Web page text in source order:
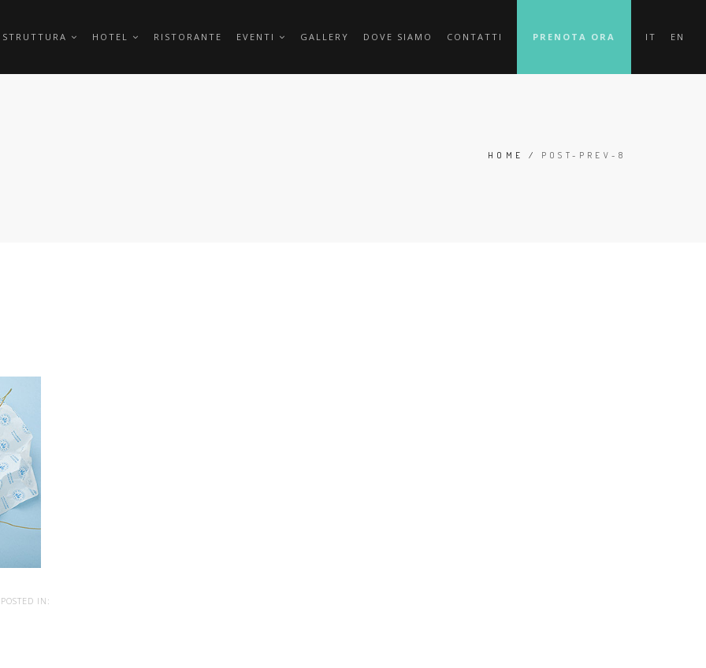
HOTEL RISTORANTE EVENTI GALLERY DOVE SIAMO CONTATTI PRENOTA ORA IT EN
HOME / POST-PREV-8
POSTED IN: